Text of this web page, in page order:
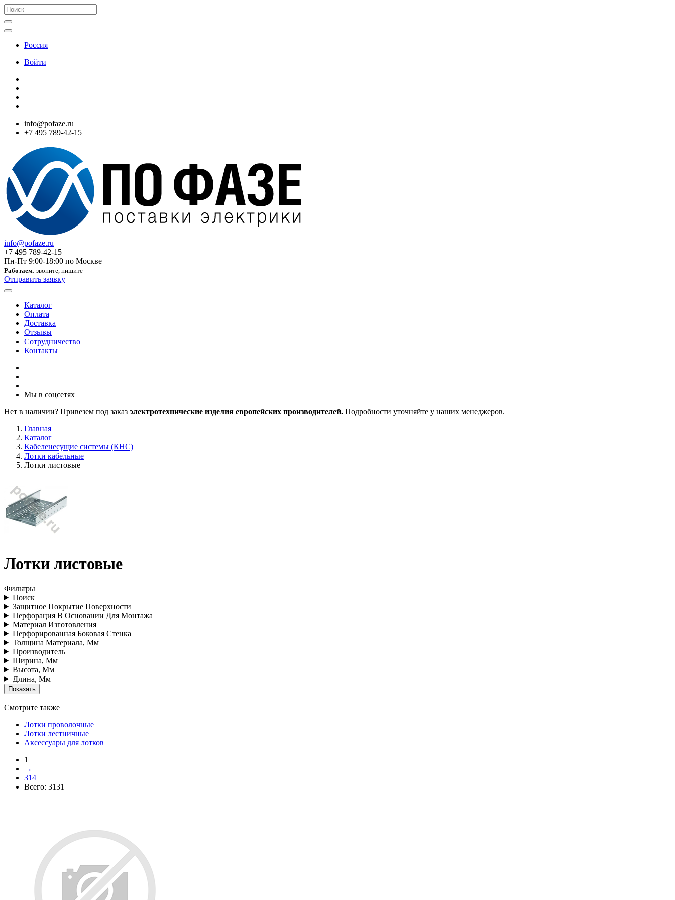
Россия
Войти
info@pofaze.ru
+7 495 789-42-15
info@pofaze.ru
+7 495 789-42-15
Пн-Пт 9:00-18:00 по Москве
Работаем: звоните, пишите
Отправить заявку
Каталог
Оплата
Доставка
Отзывы
Сотрудничество
Контакты
Мы в соцсетях
Нет в наличии? Привезем под заказ электротехнические изделия европейских производителей. Подробности уточняйте у наших менеджеров.
Главная
Каталог
Кабеленесущие системы (КНС)
Лотки кабельные
Лотки листовые
Лотки листовые
Фильтры
Поиск
Защитное Покрытие Поверхности
Перфорация В Основании Для Монтажа
Материал Изготовления
Перфорированная Боковая Стенка
Толщина Материала, Мм
Производитель
Ширина, Мм
Высота, Мм
Длина, Мм
Смотрите также
Лотки проволочные
Лотки лестничные
Аксессуары для лотков
1
→
314
Всего: 3131